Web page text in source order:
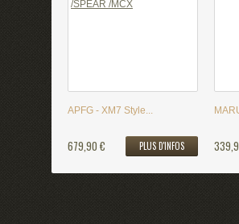
APFG - XM7 Style...
679,90 € PLUS D'INFOS